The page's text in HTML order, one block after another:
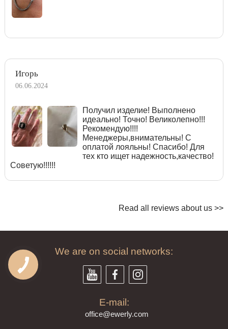
Игорь
06.06.2024
Получил изделие! Выполнено
идеально! Точно! Великолепно!!!
Рекомендую!!!!
Менеджеры,внимательны! С
оплатой лояльны! Спасибо! Для
тех кто ищет надежность,качество!
Советую!!!!!!
Read all reviews about us >>
We are on social networks:
E-mail:
office@ewerly.com